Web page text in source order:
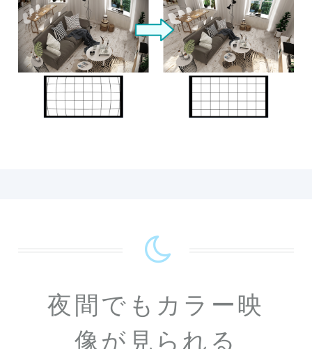
夜間でもカラー映
像が見られる